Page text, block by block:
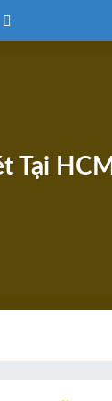
Tại HCM